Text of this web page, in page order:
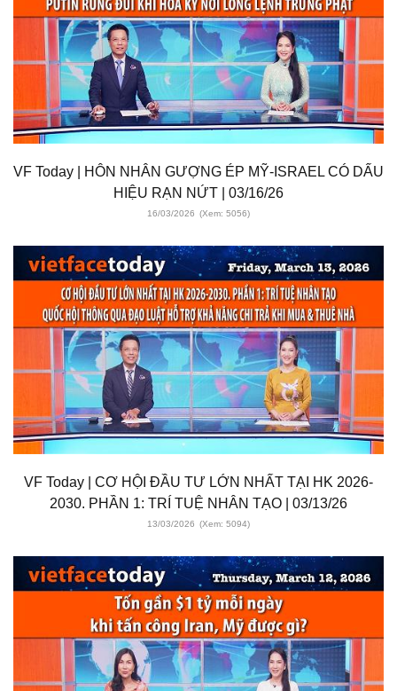
VF Today | HÔN NHÂN GƯỢNG ÉP MỸ-ISRAEL CÓ DẤU
HIỆU RẠN NỨT | 03/16/26
16/03/2026 (Xem: 5056)
VF Today | CƠ HỘI ĐẦU TƯ LỚN NHẤT TẠI HK 2026-
2030. PHẦN 1: TRÍ TUỆ NHÂN TẠO | 03/13/26
13/03/2026 (Xem: 5094)